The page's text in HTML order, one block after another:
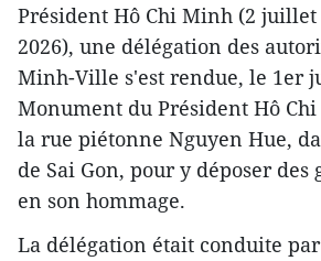
Président Hô Chi Minh (2
2026), une délégation des
Minh-Ville s'est rendue, le 1er
Monument du Président Hô
la rue piétonne Nguyen Hue,
de Sai Gon, pour y déposer des
en son hommage.
La délégation était conduite